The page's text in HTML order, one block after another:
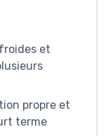
et
propre et
terme